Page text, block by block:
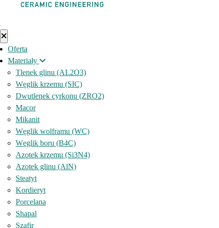
Oferta
Materiały
Tlenek glinu (AL2O3)
Węglik krzemu (SIC)
Dwutlenek cyrkonu (ZRO2)
Macor
Mikanit
Węglik wolframu (WC)
Węglik boru (B4C)
Azotek krzemu (Si3N4)
Azotek glinu (AlN)
Steatyt
Kordieryt
Porcelana
Shapal
Szafir